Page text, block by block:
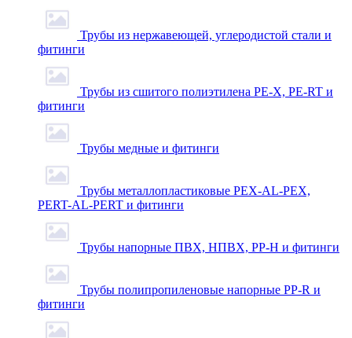
Трубы из нержавеющей, углеродистой стали и
фитинги
Трубы из сшитого полиэтилена PE-X, PE-RT и
фитинги
Трубы медные и фитинги
Трубы металлопластиковые PEX-AL-PEX,
PERT-AL-PERT и фитинги
Трубы напорные ПВХ, НПВХ, PP-H и фитинги
Трубы полипропиленовые напорные PP-R и
фитинги